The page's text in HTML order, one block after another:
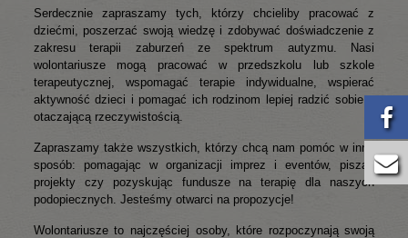
Serdecznie zapraszamy tych, którzy chcieliby pracować z
dziećmi, poszerzać swoją wiedzę i zdobywać doświadczenie z
zakresu terapii zaburzeń ze spektrum autyzmu. Nasi
wolontariusze mogą pracować w przedszkolu lub szkole
terapeutycznej, wspomagać terapie indywidualne, wspierać
aktywność dzieci i pomagać ich rodzinom lepiej radzić sobie z
otaczającą rzeczywistością.
Zapraszamy także wszystkich, którzy chcą nam pomóc w inny
sposób: pomagając w organizacji imprez i eventów, pisząc
projekty czy pozyskując fundusze na terapię dla naszych
podopiecznych. Jesteśmy otwarci na propozycje!
Wolontariusze to najczęściej osoby, które rozpoczynają swoją